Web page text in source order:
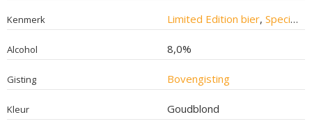
Kenmerk Limited Edition bier, Speciaalbier
Alcohol 8,0%
Gisting Bovengisting
Kleur Goudblond